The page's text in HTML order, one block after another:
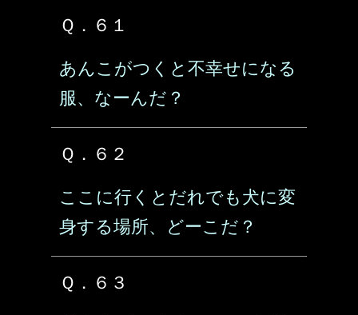
Ｑ．６１
あんこがつくと不幸せになる
服、なーんだ？
Ｑ．６２
ここに行くとだれでも犬に変
身する場所、どーこだ？
Ｑ．６３